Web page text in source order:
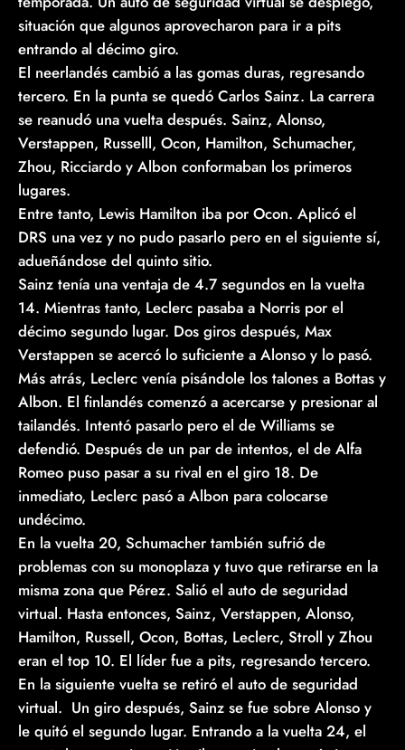
situación que algunos aprovecharon para ir a pits
entrando al décimo giro.
El neerlandés cambió a las gomas duras, regresando
tercero. En la punta se quedó Carlos Sainz. La carrera
se reanudó una vuelta después. Sainz, Alonso,
Verstappen, Russelll, Ocon, Hamilton, Schumacher,
Zhou, Ricciardo y Albon conformaban los primeros
lugares.
Entre tanto, Lewis Hamilton iba por Ocon. Aplicó el
DRS una vez y no pudo pasarlo pero en el siguiente sí,
adueñándose del quinto sitio.
Sainz tenía una ventaja de 4.7 segundos en la vuelta
14. Mientras tanto, Leclerc pasaba a Norris por el
décimo segundo lugar. Dos giros después, Max
Verstappen se acercó lo suficiente a Alonso y lo pasó.
Más atrás, Leclerc venía pisándole los talones a Bottas y
Albon. El finlandés comenzó a acercarse y presionar al
tailandés. Intentó pasarlo pero el de Williams se
defendió. Después de un par de intentos, el de Alfa
Romeo puso pasar a su rival en el giro 18. De
inmediato, Leclerc pasó a Albon para colocarse
undécimo.
En la vuelta 20, Schumacher también sufrió de
problemas con su monoplaza y tuvo que retirarse en la
misma zona que Pérez. Salió el auto de seguridad
virtual. Hasta entonces, Sainz, Verstappen, Alonso,
Hamilton, Russell, Ocon, Bottas, Leclerc, Stroll y Zhou
eran el top 10. El líder fue a pits, regresando tercero.
En la siguiente vuelta se retiró el auto de seguridad
virtual. Un giro después, Sainz se fue sobre Alonso y
le quitó el segundo lugar. Entrando a la vuelta 24, el